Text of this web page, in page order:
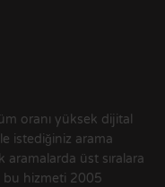
oranı yüksek dijital
istediğiniz arama
üst sıralara
bu hizmeti 2005